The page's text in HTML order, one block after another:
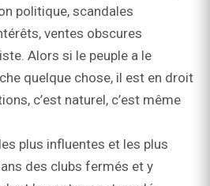
politique, scandales
ventes obscures
Alors si le peuple a le
quelque chose, il est en droit
c’est naturel, c’est même
plus influentes et les plus
des clubs fermés et y